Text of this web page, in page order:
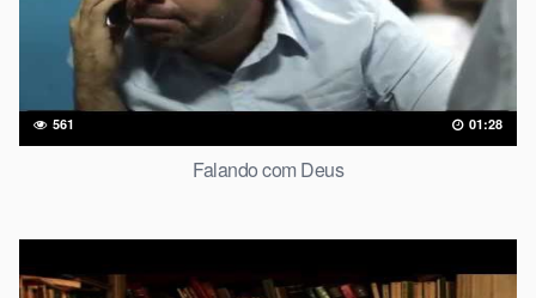
561 01:28
Falando com Deus